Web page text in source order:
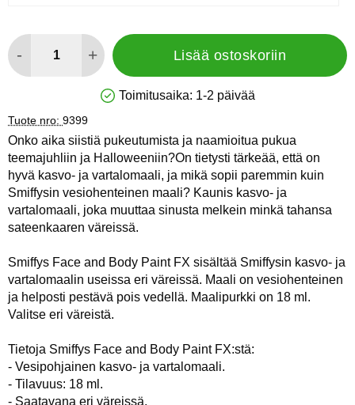
- + Lisää ostoskoriin
Saatavuus: Varastossa
Toimitusaika: 1-2 päivää
Tuote nro: 9399
Onko aika siistiä pukeutumista ja naamioitua pukua
teemajuhliin ja Halloweeniin?On tietysti tärkeää, että on
hyvä kasvo- ja vartalomaali, ja mikä sopii paremmin kuin
Smiffysin vesiohenteinen maali? Kaunis kasvo- ja
vartalomaali, joka muuttaa sinusta melkein minkä tahansa
sateenkaaren väreissä.
Smiffys Face and Body Paint FX sisältää Smiffysin kasvo- ja
vartalomaalin useissa eri väreissä. Maali on vesiohenteinen
ja helposti pestävä pois vedellä. Maalipurkki on 18 ml.
Valitse eri väreistä.
Tietoja Smiffys Face and Body Paint FX:stä:
- Vesipohjainen kasvo- ja vartalomaali.
- Tilavuus: 18 ml.
- Saatavana eri väreissä.